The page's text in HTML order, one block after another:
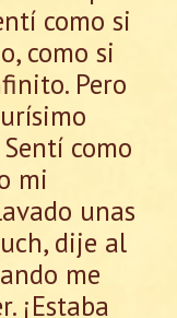
como si
como si
Pero
como
mi
unas
dije al
me
¡Estaba